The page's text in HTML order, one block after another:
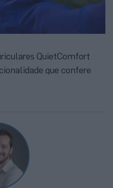
QuietComfort
que confere